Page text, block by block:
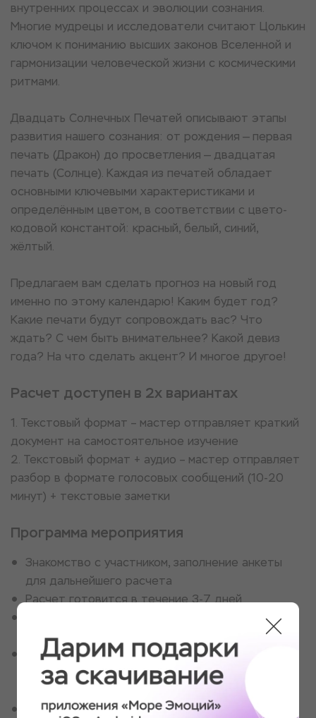
внутренних процессах и эволюции сознания.
Многие мудрецы и исследователи считают Цолькин
ключом к пониманию высших законов Вселенной и
гармонизации человеческой жизни с космическими
ритмами.
Двадцать Солнечных Печатей описывают этапы
развития нашего сознания: от рождения — первая
печать (Дракон) до просветления — двадцатая
печать (Солнце). Каждая из печатей обладает
основными ключевыми характеристиками и
определённым цветом, в соответствии с цвето-
кодовой константой: красный, белый, синий,
жёлтый.
Предлагаем вам сделать прогноз на новый год
именно по этому календарю! Каким будет год?
Какие печати будут сопровождать вас? Что
ждать? С чем быть внимательнее? Какой девиз
года? На что сделать акцент? И многое другое!
Расчет доступен в 2х вариантах
1. Текстовый формат – мастер отправляет краткий
документ на самостоятельное изучение
2. Текстовый формат + аудио – мастер отправляет
разбор в формате голосовых сообщений (10-20
минут) + текстовые заметки
Программа мероприятия
Знакомство с участником, заполнение анкеты
для дальнейшего расчета
Расчет готовится в течение 3-7 дней
Мастер отправляет материалы, в зависимости
от выбранного формата
По необходимости мастер отправляет книги/
статьи/упражнения, которые помогут в
Мастер остается на связи в течение 1 месяца,